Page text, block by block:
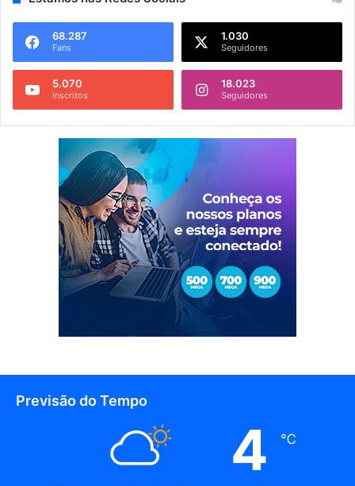
68.287
Fans
1.030
Seguidores
5.070
Inscritos
18.023
Seguidores
Previsão do Tempo
4 ℃